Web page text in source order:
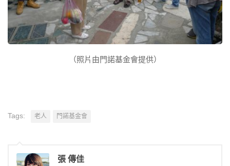
（照片由門諾基金會提供）
Tags: 老人 門諾基金會
張 傳佳